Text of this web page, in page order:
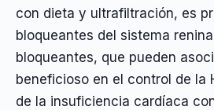
con dieta y ultrafiltración, es
bloqueantes del sistema
bloqueantes, que pueden
beneficioso en el control de la
de la insuficiencia cardíaca